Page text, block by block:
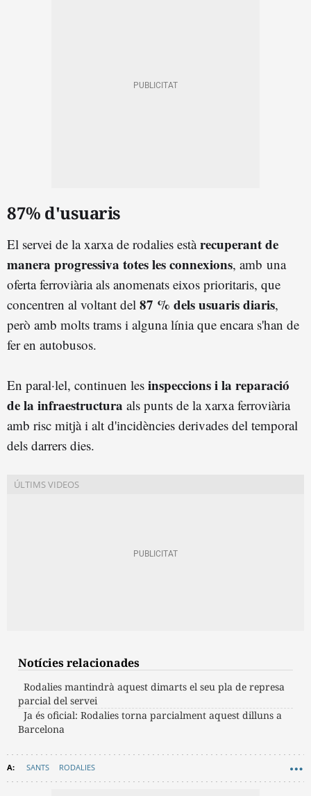
87% d'usuaris
El servei de la xarxa de rodalies estàrecuperant de
manera progressiva totes les connexions, amb una
oferta ferroviària als anomenats eixos prioritaris, que
concentren al voltant del 87 % dels usuaris diaris,
però amb molts trams i alguna línia que encara s'han de
fer en autobusos.
En paral·lel, continuen les inspeccions i la reparació
de la infraestructura als punts de la xarxa ferroviària
amb risc mitjà i alt d'incidències derivades del temporal
dels darrers dies.
Notícies relacionades
Rodalies mantindrà aquest dimarts el seu pla de represa
parcial del servei
Ja és oficial: Rodalies torna parcialment aquest dilluns a
Barcelona
SANTS RODALIES